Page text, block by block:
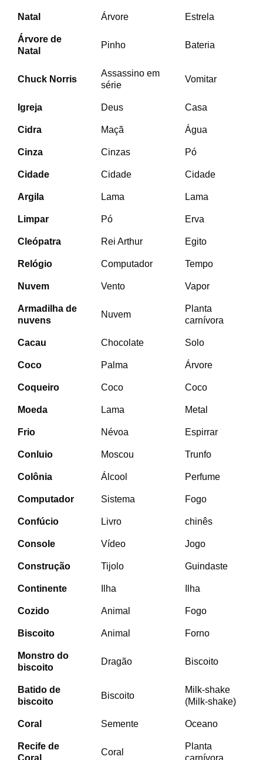
Natal Árvore Estrela
Árvore de
Natal
Pinho Bateria
Chuck Norris
Assassino em
série
Vomitar
Igreja Deus Casa
Cidra Maçã Água
Cinza Cinzas Pó
Cidade Cidade Cidade
Argila Lama Lama
Limpar Pó Erva
Cleópatra Rei Arthur Egito
Relógio Computador Tempo
Nuvem Vento Vapor
Armadilha de
nuvens
Nuvem
Planta
carnívora
Cacau Chocolate Solo
Coco Palma Árvore
Coqueiro Coco Coco
Moeda Lama Metal
Frio Névoa Espirrar
Conluio Moscou Trunfo
Colônia Álcool Perfume
Computador Sistema Fogo
Confúcio Livro chinês
Console Vídeo Jogo
Construção Tijolo Guindaste
Continente Ilha Ilha
Cozido Animal Fogo
Biscoito Animal Forno
Monstro do
biscoito
Dragão Biscoito
Batido de
biscoito
Biscoito
Milk-shake
(Milk-shake)
Coral Semente Oceano
Recife de
Coral
Coral
Planta
carnívora